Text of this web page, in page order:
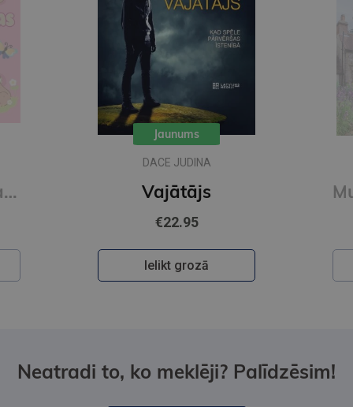
Jaunums
METJŪ KOSTELLO, NĪLS
€9.65
Ielikt grozā
Neatradi to, ko meklēji? Palīdzēsim!